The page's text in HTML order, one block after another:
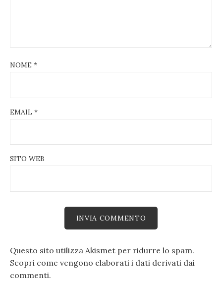
NOME *
EMAIL *
SITO WEB
Questo sito utilizza Akismet per ridurre lo spam.
Scopri come vengono elaborati i dati derivati dai
commenti.